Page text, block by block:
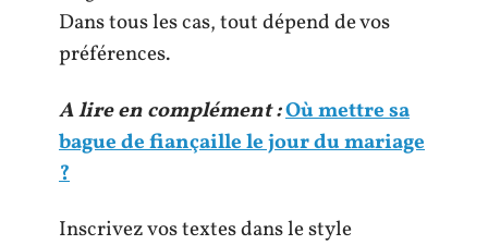
Dans tous les cas, tout dépend de vos
préférences.
A lire en complément :Où mettre sa
bague de fiançaille le jour du mariage
?
Inscrivez vos textes dans le style